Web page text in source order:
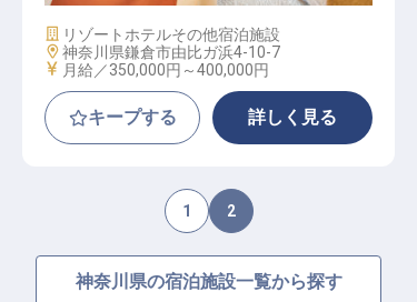
施設業態
リゾートホテルその他宿泊施設
勤務地
神奈川県鎌倉市由比ガ浜4-10-7
給与
月給／350,000円～400,000円
キープする 詳しく見る
1 2
神奈川県の宿泊施設一覧から探す